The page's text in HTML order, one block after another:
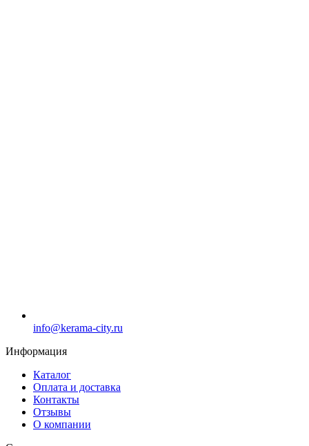
info@kerama-city.ru
Информация
Каталог
Оплата и доставка
Контакты
Отзывы
О компании